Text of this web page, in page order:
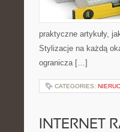
praktyczne artykuły,
Stylizacje na każdą
ogranicza […]
CATEGORIES:
INTERNET